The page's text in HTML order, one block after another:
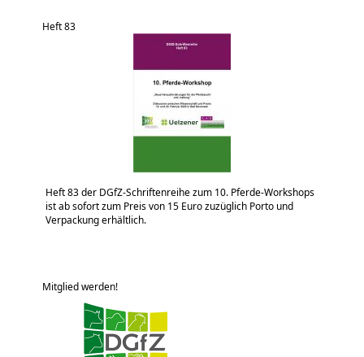
Heft 83
Heft 83 der DGfZ-Schriftenreihe zum 10. Pferde-Workshops
ist ab sofort zum Preis von 15 Euro zuzüglich Porto und
Verpackung erhältlich.
Mitglied werden!